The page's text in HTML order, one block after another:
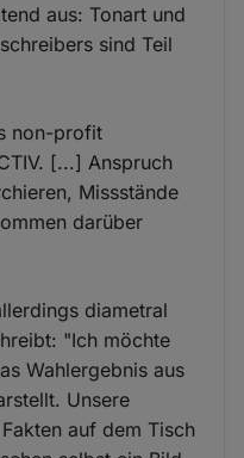
aus: Tonart und
sind Teil
non-profit
[...] Anspruch
Missstände
darüber
diametral
"Ich möchte
Wahlergebnis aus
Unsere
auf dem Tisch